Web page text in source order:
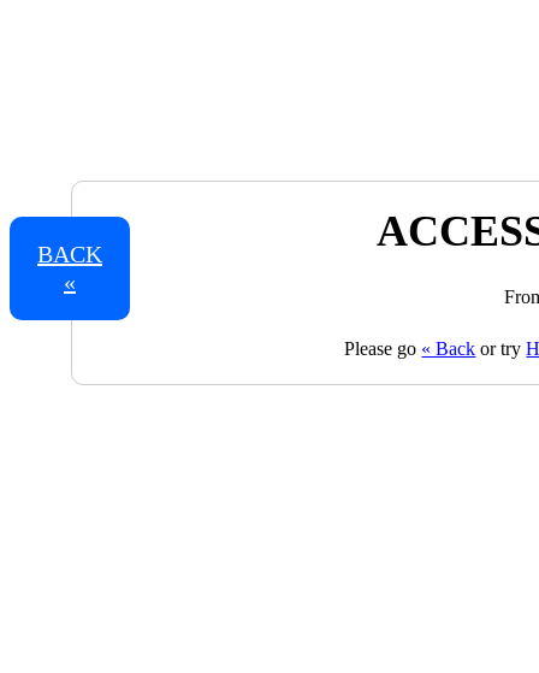
BACK
«
Please go « Back or try